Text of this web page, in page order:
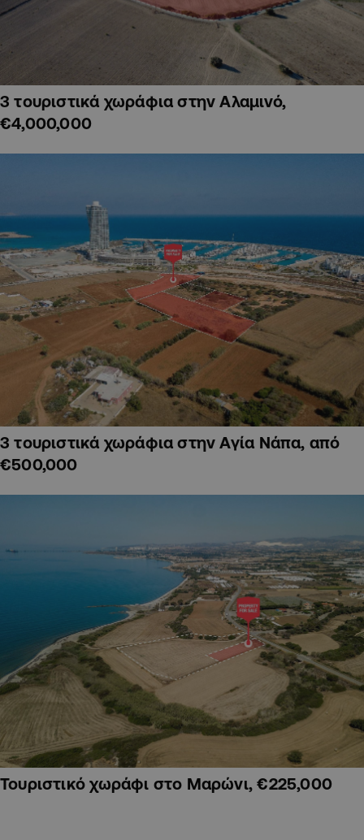
3 τουριστικά χωράφια στην Αλαμινό,
€4,000,000
3 τουριστικά χωράφια στην Αγία Νάπα, από
€500,000
Τουριστικό χωράφι στο Μαρώνι, €225,000